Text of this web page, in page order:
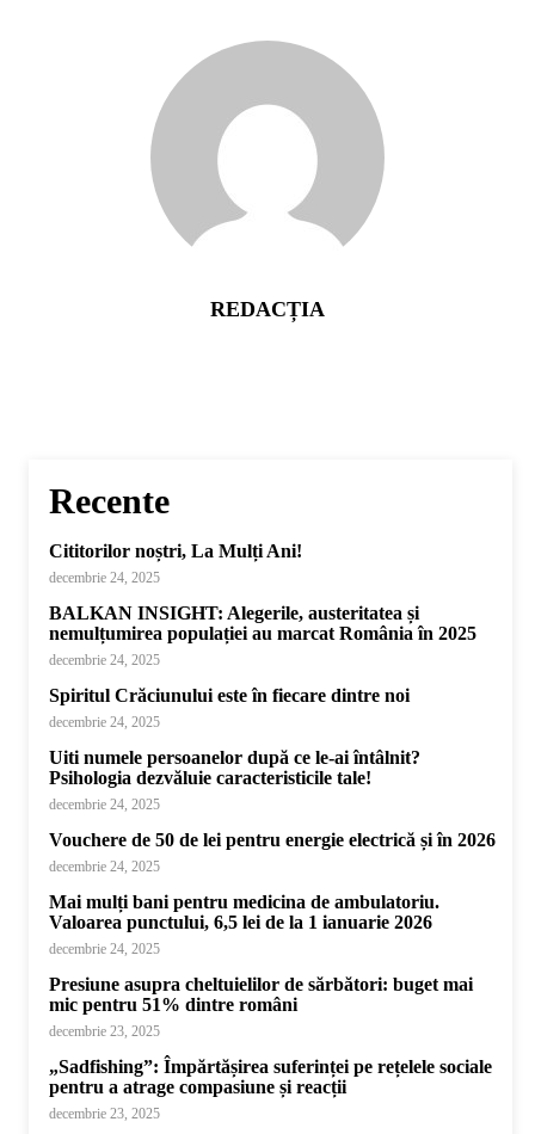
REDACȚIA
Recente
Cititorilor noștri, La Mulți Ani!
decembrie 24, 2025
BALKAN INSIGHT: Alegerile, austeritatea și
nemulțumirea populației au marcat România în 2025
decembrie 24, 2025
Spiritul Crăciunului este în fiecare dintre noi
decembrie 24, 2025
Uiti numele persoanelor după ce le-ai întâlnit?
Psihologia dezvăluie caracteristicile tale!
decembrie 24, 2025
Vouchere de 50 de lei pentru energie electrică și în 2026
decembrie 24, 2025
Mai mulți bani pentru medicina de ambulatoriu.
Valoarea punctului, 6,5 lei de la 1 ianuarie 2026
decembrie 24, 2025
Presiune asupra cheltuielilor de sărbători: buget mai
mic pentru 51% dintre români
decembrie 23, 2025
„Sadfishing”: Împărtășirea suferinței pe rețelele sociale
pentru a atrage compasiune și reacții
decembrie 23, 2025